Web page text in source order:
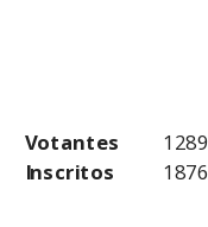
Votantes
1289
Inscritos
1876